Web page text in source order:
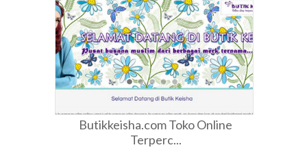
Butikkeisha.com Toko Online
Terperc...